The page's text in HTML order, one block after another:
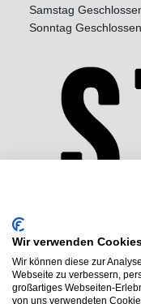
Samstag
Sonntag Geschlossen
Wir bieten
Wir verwenden
Wir können diese zur
Webseite zu verbessern,
großartiges Webseiten-
von uns verwendeten